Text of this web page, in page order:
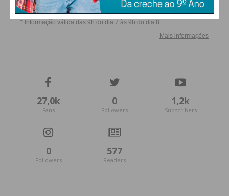
27,0k
Fans
0
Followers
1,2k
Subscribers
0
Followers
577
Readers